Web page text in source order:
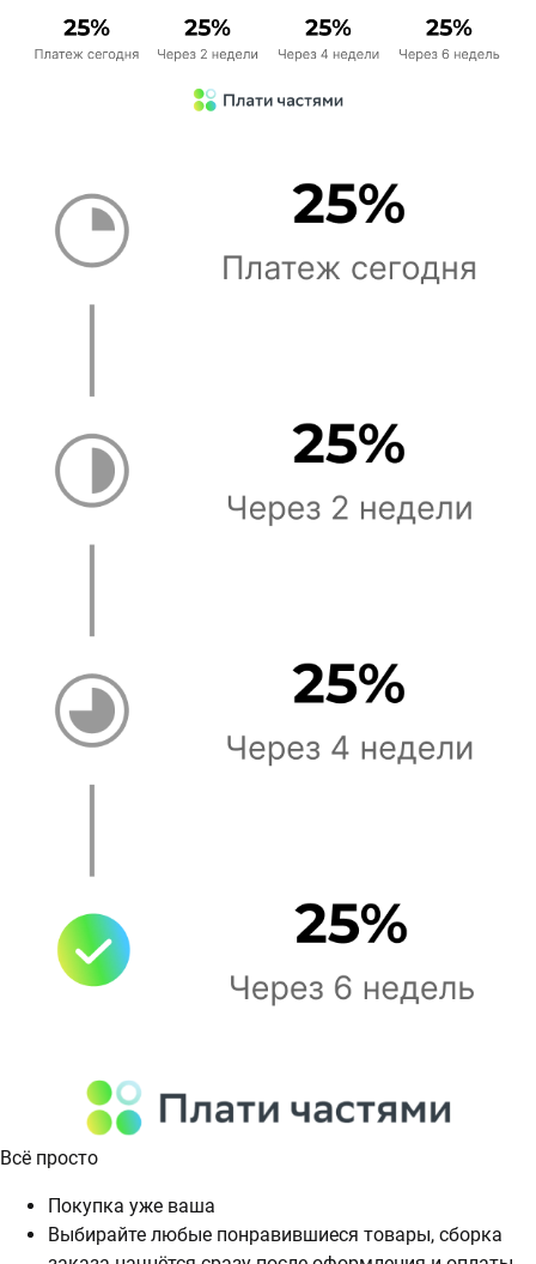
Всё просто
Покупка уже ваша
Выбирайте любые понравившиеся товары, сборка